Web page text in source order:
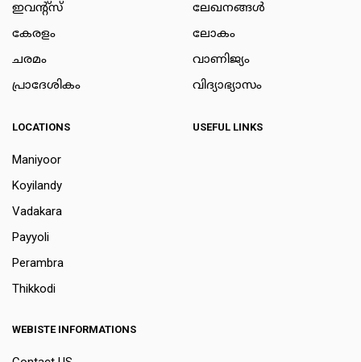
ഇവന്റ്സ്
കേരളം
ചരമം
പ്രാദേശികം
ലേഖനങ്ങള്‍
ലോകം
വാണിജ്യം
വിദ്യാഭ്യാസം
LOCATIONS
Maniyoor
Koyilandy
Vadakara
Payyoli
Perambra
Thikkodi
USEFUL LINKS
WEBISTE INFORMATIONS